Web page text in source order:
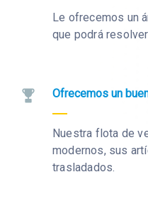
Le ofrecemos un
que podrá
Ofrecemos un
Nuestra flota de
modernos, sus
trasladados.